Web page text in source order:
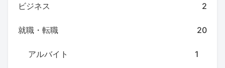
ビジネス 2
就職・転職 20
アルバイト 1